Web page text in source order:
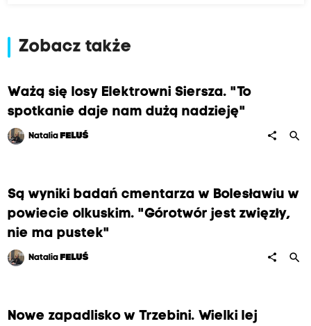
Zobacz także
Ważą się losy Elektrowni Siersza. "To
spotkanie daje nam dużą nadzieję"
Natalia FELUŚ share search
Są wyniki badań cmentarza w Bolesławiu w
powiecie olkuskim. "Górotwór jest zwięzły,
nie ma pustek"
Natalia FELUŚ share search
Nowe zapadlisko w Trzebini. Wielki lej